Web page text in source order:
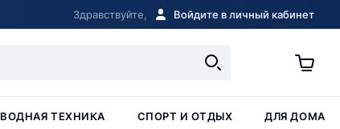
Здравствуйте, Войдите в личный кабинет
ВОДНАЯ ТЕХНИКА СПОРТ И ОТДЫХ ДЛЯ ДОМА